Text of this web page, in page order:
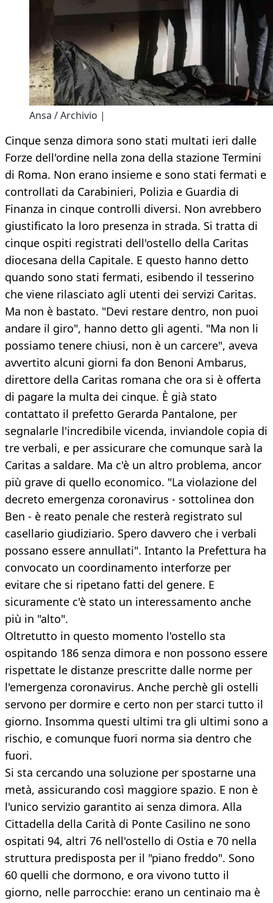
Ansa / Archivio |
Cinque senza dimora sono stati multati ieri dalle
Forze dell'ordine nella zona della stazione Termini
di Roma. Non erano insieme e sono stati fermati e
controllati da Carabinieri, Polizia e Guardia di
Finanza in cinque controlli diversi. Non avrebbero
giustificato la loro presenza in strada. Si tratta di
cinque ospiti registrati dell'ostello della Caritas
diocesana della Capitale. E questo hanno detto
quando sono stati fermati, esibendo il tesserino
che viene rilasciato agli utenti dei servizi Caritas.
Ma non è bastato. "Devi restare dentro, non puoi
andare il giro", hanno detto gli agenti. "Ma non li
possiamo tenere chiusi, non è un carcere", aveva
avvertito alcuni giorni fa don Benoni Ambarus,
direttore della Caritas romana che ora si è offerta
di pagare la multa dei cinque. È già stato
contattato il prefetto Gerarda Pantalone, per
segnalarle l'incredibile vicenda, inviandole copia di
tre verbali, e per assicurare che comunque sarà la
Caritas a saldare. Ma c'è un altro problema, ancor
più grave di quello economico. "La violazione del
decreto emergenza coronavirus - sottolinea don
Ben - è reato penale che resterà registrato sul
casellario giudiziario. Spero davvero che i verbali
possano essere annullati". Intanto la Prefettura ha
convocato un coordinamento interforze per
evitare che si ripetano fatti del genere. E
sicuramente c'è stato un interessamento anche
più in "alto".
Oltretutto in questo momento l'ostello sta
ospitando 186 senza dimora e non possono essere
rispettate le distanze prescritte dalle norme per
l'emergenza coronavirus. Anche perchè gli ostelli
servono per dormire e certo non per starci tutto il
giorno. Insomma questi ultimi tra gli ultimi sono a
rischio, e comunque fuori norma sia dentro che
fuori.
Si sta cercando una soluzione per spostarne una
metà, assicurando così maggiore spazio. E non è
l'unico servizio garantito ai senza dimora. Alla
Cittadella della Carità di Ponte Casilino ne sono
ospitati 94, altri 76 nell'ostello di Ostia e 70 nella
struttura predisposta per il "piano freddo". Sono
60 quelli che dormono, e ora vivono tutto il
giorno, nelle parrocchie: erano un centinaio ma è